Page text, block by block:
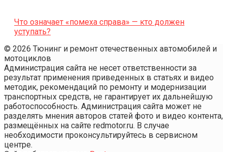
Что означает «помеха справа» — кто должен
уступать?
© 2026 Тюнинг и ремонт отечественных автомобилей и
мотоциклов
Администрация сайта не несет ответственности за
результат применения приведенных в статьях и видео
методик, рекомендаций по ремонту и модернизации
транспортных средств, не гарантирует их дальнейшую
работоспособность. Администрация сайта может не
разделять мнения авторов статей фото и видео контента,
размещённых на сайте redmotor.ru. В случае
необходимости проконсультируйтесь в сервисном
центре.